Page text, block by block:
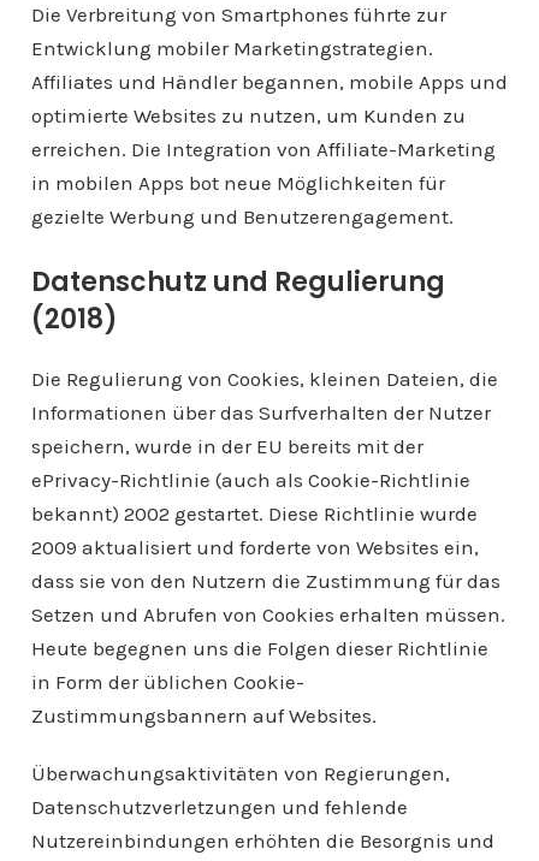
Die Verbreitung von Smartphones führte zur
Entwicklung mobiler Marketingstrategien.
Affiliates und Händler begannen, mobile Apps und
optimierte Websites zu nutzen, um Kunden zu
erreichen. Die Integration von Affiliate-Marketing
in mobilen Apps bot neue Möglichkeiten für
gezielte Werbung und Benutzerengagement.
Datenschutz und Regulierung
(2018)
Die Regulierung von Cookies, kleinen Dateien, die
Informationen über das Surfverhalten der Nutzer
speichern, wurde in der EU bereits mit der
ePrivacy-Richtlinie (auch als Cookie-Richtlinie
bekannt) 2002 gestartet. Diese Richtlinie wurde
2009 aktualisiert und forderte von Websites ein,
dass sie von den Nutzern die Zustimmung für das
Setzen und Abrufen von Cookies erhalten müssen.
Heute begegnen uns die Folgen dieser Richtlinie
in Form der üblichen Cookie-
Zustimmungsbannern auf Websites.
Überwachungsaktivitäten von Regierungen,
Datenschutzverletzungen und fehlende
Nutzereinbindungen erhöhten die Besorgnis und